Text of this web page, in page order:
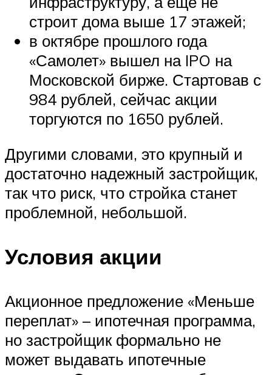
строит дома выше 17 этажей;
в октябре прошлого года
«Самолет» вышел на IPO на
Московской бирже. Стартовав с
984 рублей, сейчас акции
торгуются по 1650 рублей.
Другими словами, это крупный и
достаточно надежный застройщик,
так что риск, что стройка станет
проблемной, небольшой.
Условия акции
Акционное предложение «Меньше
переплат» – ипотечная программа,
но застройщик формально не
может выдавать ипотечные